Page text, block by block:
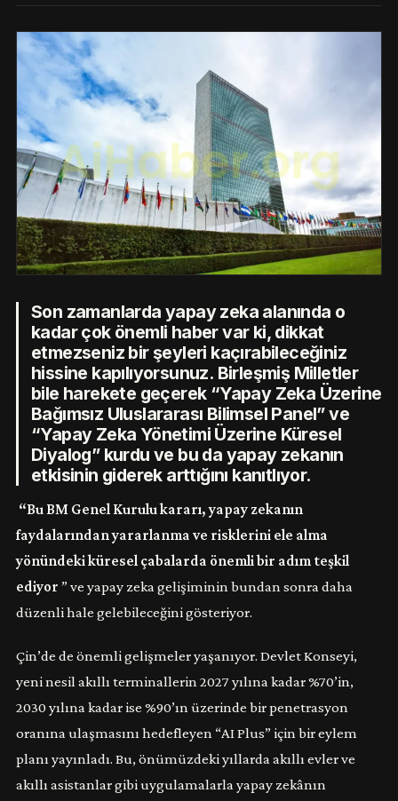
Son zamanlarda yapay zeka alanında o
kadar çok önemli haber var ki, dikkat
etmezseniz bir şeyleri kaçırabileceğiniz
hissine kapılıyorsunuz. Birleşmiş Milletler
bile harekete geçerek “Yapay Zeka Üzerine
Bağımsız Uluslararası Bilimsel Panel” ve
“Yapay Zeka Yönetimi Üzerine Küresel
Diyalog” kurdu ve bu da yapay zekanın
etkisinin giderek arttığını kanıtlıyor.
“Bu BM Genel Kurulu kararı, yapay zekanın
faydalarından yararlanma ve risklerini ele alma
yönündeki küresel çabalarda önemli bir adım teşkil
ediyor ” ve yapay zeka gelişiminin bundan sonra daha
düzenli hale gelebileceğini gösteriyor.
Çin’de de önemli gelişmeler yaşanıyor. Devlet Konseyi,
yeni nesil akıllı terminallerin 2027 yılına kadar %70’in,
2030 yılına kadar ise %90’ın üzerinde bir penetrasyon
oranına ulaşmasını hedefleyen “AI Plus” için bir eylem
planı yayınladı. Bu, önümüzdeki yıllarda akıllı evler ve
akıllı asistanlar gibi uygulamalarla yapay zekânın